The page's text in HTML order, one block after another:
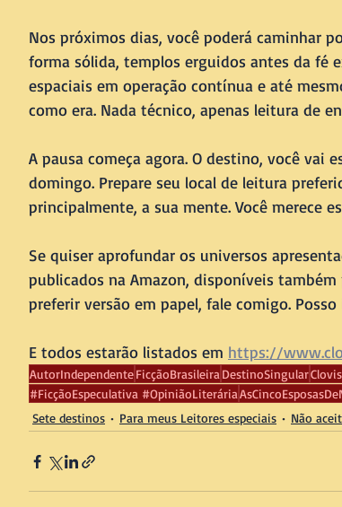
Nos próximos dias, você poderá caminhar
forma sólida, templos erguidos antes da fé
espaciais em operação contínua e até
como era. Nada técnico, apenas leitura de
A pausa começa agora. O destino, você vai
domingo. Prepare seu local de leitura
principalmente, a sua mente. Você merece
Se quiser aprofundar os universos
publicados na Amazon, disponíveis
preferir versão em papel, fale comigo.
E todos estarão listados em https://
AutorIndependenteFicçãoBrasileira DestinoSingular
#FicçãoEspeculativa #OpiniãoLiterária
Sete destinos
Para meus Leitores especiais Não